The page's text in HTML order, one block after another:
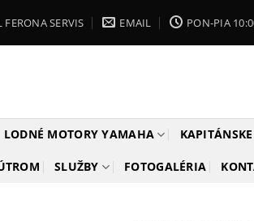
SERVIS EMAIL PON-PIA
LODNÉ MOTORY YAMAHA
SLUŽBY FOTOGALÉRIA